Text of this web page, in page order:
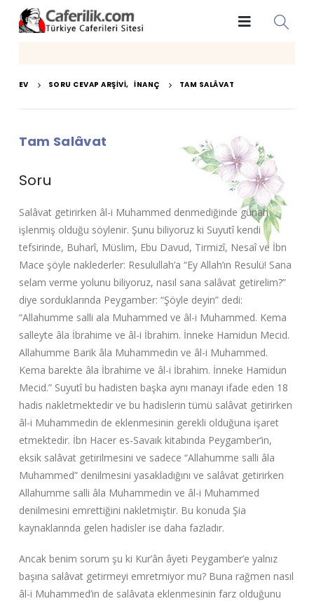
EV SORU CEVAP ARŞIVI, İNANÇ TAM SALÂVAT
Tam Salâvat
Soru
Salâvat getirirken âl-i Muhammed denmediğinde günah
işlenmiş olduğu söylenir. Şunu biliyoruz ki Suyutî kendi
tefsirinde, Buharî, Müslim, Ebu Davud, Tirmizî, Nesaî ve İbn
Mace şöyle naklederler: Resulullah’a “Ey Allah’ın Resulü! Sana
selam verme yolunu biliyoruz, nasıl sana salâvat getirelim?”
diye sorduklarında Peygamber: “Şöyle deyin” dedi:
“Allahumme salli ala Muhammed ve âl-i Muhammed. Kema
salleyte âla İbrahime ve âl-i İbrahim. İnneke Hamidun Mecid.
Allahumme Barik âla Muhammedin ve âl-i Muhammed.
Kema barekte âla İbrahime ve âl-i İbrahim. İnneke Hamidun
Mecid.” Suyutî bu hadisten başka aynı manayı ifade eden 18
hadis nakletmektedir ve bu hadislerin tümü salâvat getirirken
âl-i Muhammedin de eklenmesinin gerekli olduğuna işaret
etmektedir. İbn Hacer es-Savaık kitabında Peygamber’in,
eksik salâvat getirilmesini ve sadece “Allahumme salli âla
Muhammed” denilmesini yasakladığını ve salâvat getirirken
Allahumme salli âla Muhammedin ve âl-i Muhammed
denilmesini emrettiğini nakletmiştir. Bu konuda Şia
kaynaklarında gelen hadisler ise daha fazladır.
Ancak benim sorum şu ki Kur’ân âyeti Peygamber’e yalnız
başına salâvat getirmeyi emretmiyor mu? Buna rağmen nasıl
âl-i Muhammed’in de salâvata eklenmesinin farz olduğunu